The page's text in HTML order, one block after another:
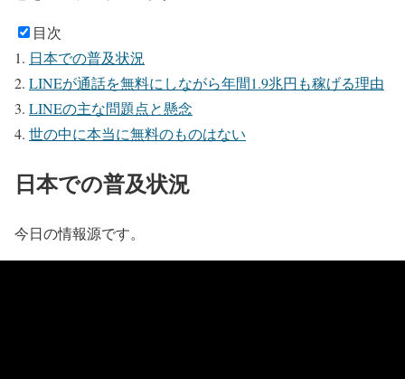
目次
日本での普及状況
LINEが通話を無料にしながら年間1.9兆円も稼げる理由
LINEの主な問題点と懸念
世の中に本当に無料のものはない
日本での普及状況
今日の情報源です。